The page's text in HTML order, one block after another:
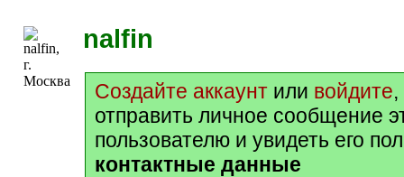
nalfin
Создайте аккаунт или войдите
отправить личное сообщение
пользователю и увидеть его
контактные данные